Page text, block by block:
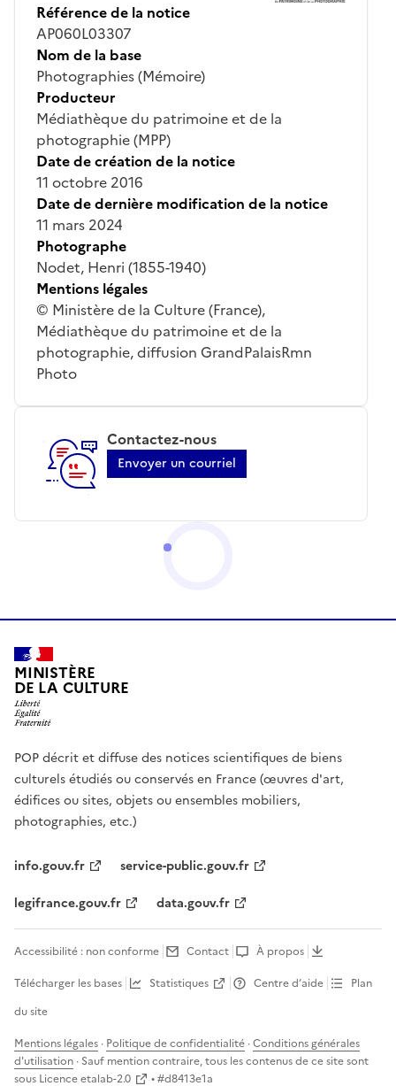
Référence de la notice
AP060L03307
Nom de la base
Photographies (Mémoire)
Producteur
Médiathèque du patrimoine et de la
photographie (MPP)
Date de création de la notice
11 octobre 2016
Date de dernière modification de la notice
11 mars 2024
Photographe
Nodet, Henri (1855-1940)
Mentions légales
© Ministère de la Culture (France),
Médiathèque du patrimoine et de la
photographie, diffusion GrandPalaisRmn
Photo
Contactez-nous
Envoyer un courriel
MINISTÈRE
DE LA CULTURE
POP décrit et diffuse des notices scientifiques de biens
culturels étudiés ou conservés en France (œuvres d'art,
édifices ou sites, objets ou ensembles mobiliers,
photographies, etc.)
info.gouv.fr
service-public.gouv.fr
legifrance.gouv.fr
data.gouv.fr
Accessibilité : non conforme Contact
À propos
Télécharger les bases
Statistiques Centre d’aide
Plan
du site
Mentions légales · Politique de confidentialité ·Conditions générales
d'utilisation · Sauf mention contraire, tous les contenus de ce site sont
sous Licence etalab-2.0 • #d8413e1a